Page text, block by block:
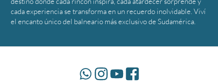
cada experiencia se transforma en un recuerdo inolvidable. Viví
el encanto único del balneario más exclusivo de Sudamérica.